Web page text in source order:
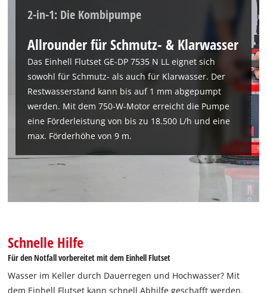
to trackers that are not disclosed to the
the site with their CMP to add this content
to the list of technologies used.
Powered by
Usercentrics Consent
2-in-1: Die Kombipumpe
Allrounder für Schmutz- & Klarwasser
Das Einhell Flutset GE-DP 7535 N LL eignet sich
sowohl für Schmutz- als auch für Klarwasser. Der
Restwasserstand kann bis auf 1 mm abgepumpt
werden. Mit dem 750-W-Motor erreicht die Pumpe
eine Förderleistung von bis zu 18.500 L/h und eine
max. Förderhöhe von 9 m.
Schnelle Hilfe
Für den Notfall vorbereitet mit dem Einhell Flutset
Wasser im Keller durch Dauerregen und Hochwasser? Mit
dem Einhell Flutset kann schnell Abhilfe geschafft werden.